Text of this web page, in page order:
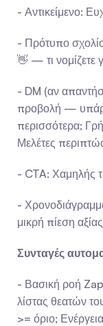
- Αντικείμενο:
- Πρότυπο
👋 — τι νομίζετε
- DM (αν
προβολή —
περισσότερα;
Μελέτες
- CTA: Χαμηλής
-
μικρή πίεση
Συνταγές
- Βασική ροή
λίστας θεατών
>= όριο;